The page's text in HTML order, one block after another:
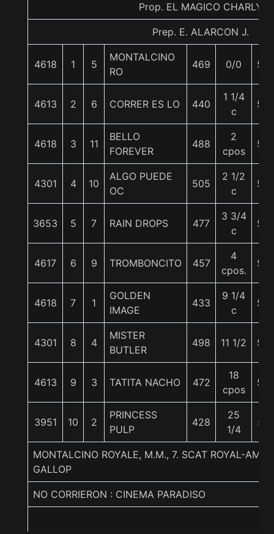
Prop. EL MAGICO CHARLY
Prep. E. ALARCON J.
4618 1 5
MONTALCINO
RO
469 0/0 55
4613 2 6 CORRER ES LO 440
1 1/4
c
55
4618 3 11
BELLO
FOREVER
488
2
cpos
55
4301 4 10
ALGO PUEDE
OC
505
2 1/2
c
55
3653 5 7 RAIN DROPS 477
3 3/4
c
56
4617 6 9 TROMBONCITO 457
4
cpos.
56
4618 7 1
GOLDEN
IMAGE
433
9 1/4
c
56
4301 8 4
MISTER
BUTLER
498 11 1/2 58
4613 9 3 TATITA NACHO 472
18
cpos
58
3951 10 2
PRINCESS
PULP
428
25
1/4
57
MONTALCINO ROYALE, M.M., 7. SCAT ROYAL-
GALLOP
NO CORRIERON : CINEMA PARADISO